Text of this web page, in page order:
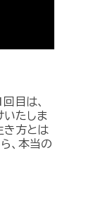
目は、
いたしま
き方とは
、本当の